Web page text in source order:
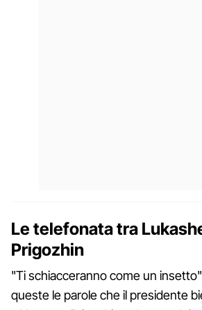
Le telefonata tra
Prigozhin
"Ti schiacceranno come un
queste le parole che il presidente